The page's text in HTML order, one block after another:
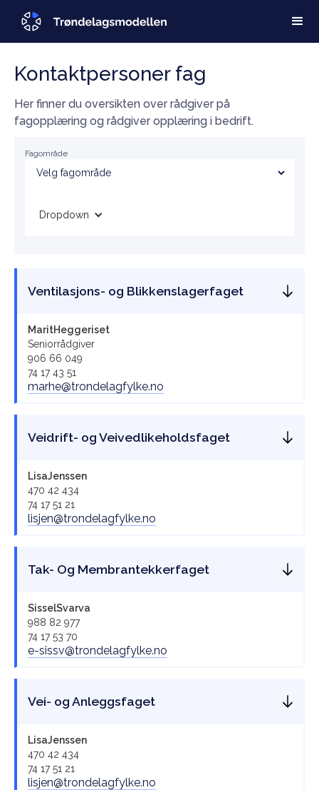
Kontaktpersoner fag
Her finner du oversikten over rådgiver på
fagopplæring og rådgiver opplæring i bedrift.
Fagområde
Dropdown
Ventilasjons- og Blikkenslagerfaget
MaritHeggeriset
Seniorrådgiver
906 66 049
74 17 43 51
marhe@trondelagfylke.no
Veidrift- og Veivedlikeholdsfaget
LisaJenssen
470 42 434
74 17 51 21
lisjen@trondelagfylke.no
Tak- Og Membrantekkerfaget
SisselSvarva
988 82 977
74 17 53 70
e-sissv@trondelagfylke.no
Vei- og Anleggsfaget
LisaJenssen
470 42 434
74 17 51 21
lisjen@trondelagfylke.no